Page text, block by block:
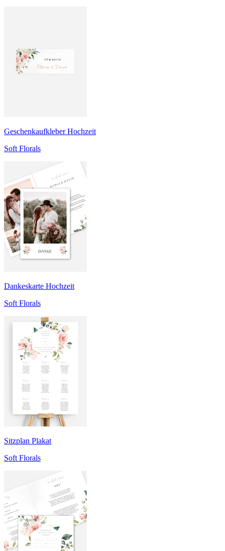
Geschenkaufkleber Hochzeit
Soft Florals
Dankeskarte Hochzeit
Soft Florals
Sitzplan Plakat
Soft Florals